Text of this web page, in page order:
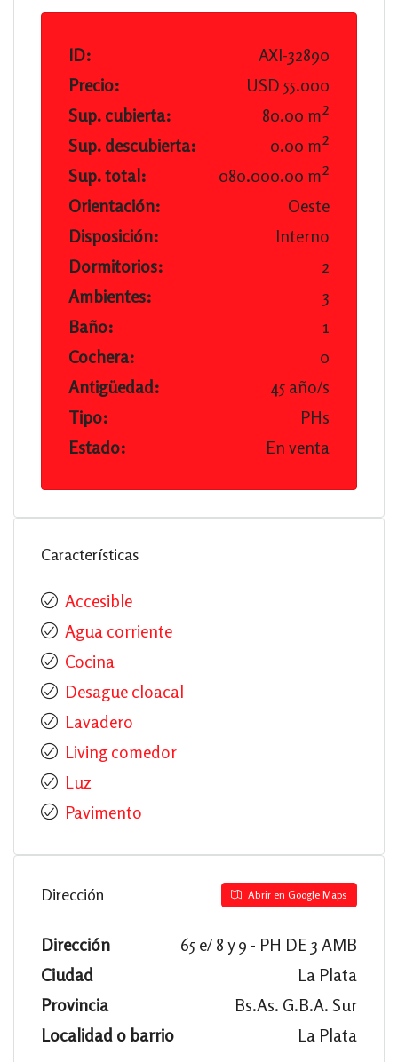
ID:
AXI-32890
Precio:
USD 55.000
Sup. cubierta:
80.00 m²
Sup. descubierta:
0.00 m²
Sup. total:
080.000.00 m²
Orientación:
Oeste
Disposición:
Interno
Dormitorios:
2
Ambientes:
3
Baño:
1
Cochera:
0
Antigüedad:
45 año/s
Tipo:
PHs
Estado:
En venta
Características
Accesible
Agua corriente
Cocina
Desague cloacal
Lavadero
Living comedor
Luz
Pavimento
Dirección Abrir en Google Maps
Dirección
65 e/ 8 y 9 - PH DE 3 AMB
Ciudad
La Plata
Provincia
Bs.As. G.B.A. Sur
Localidad o barrio
La Plata